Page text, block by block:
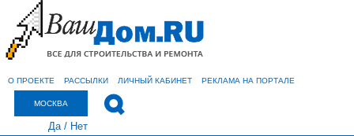
О ПРОЕКТЕ РАССЫЛКИ ЛИЧНЫЙ КАБИНЕТ РЕКЛАМА НА ПОРТАЛЕ
МОСКВА
Да/ Нет